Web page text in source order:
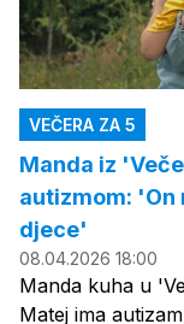
VEČERA ZA 5
Manda iz
autizmom: 'On
djece'
08.04.2026 18:00
Manda kuha u
Matej ima autizam